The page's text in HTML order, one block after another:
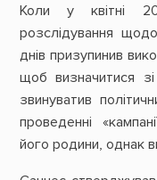
Коли у квітні
розслідування
днів призупинив
щоб визначитися
звинуватив
проведенні
його родини, однак